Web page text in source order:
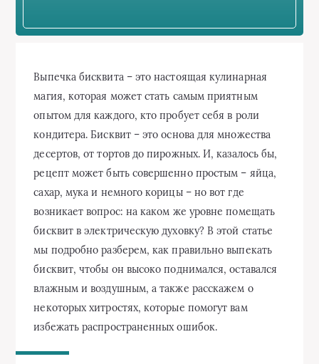
Выпечка бисквита – это настоящая кулинарная
магия, которая может стать самым приятным
опытом для каждого, кто пробует себя в роли
кондитера. Бисквит – это основа для множества
десертов, от тортов до пирожных. И, казалось бы,
рецепт может быть совершенно простым – яйца,
сахар, мука и немного корицы – но вот где
возникает вопрос: на каком же уровне помещать
бисквит в электрическую духовку? В этой статье
мы подробно разберем, как правильно выпекать
бисквит, чтобы он высоко поднимался, оставался
влажным и воздушным, а также расскажем о
некоторых хитростях, которые помогут вам
избежать распространенных ошибок.